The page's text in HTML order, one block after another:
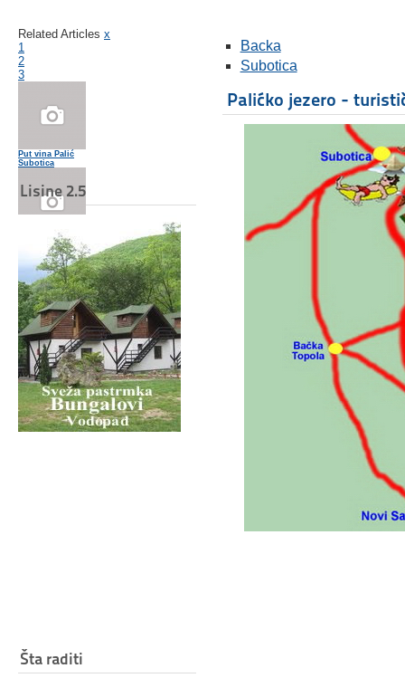
Related Articles x
1
2
3
Put vina Palić
Subotica
Rezervat prirode Gornje Podunavlje
Lisine 2.5
Šta raditi
Backa
Subotica
Palićko jezero -